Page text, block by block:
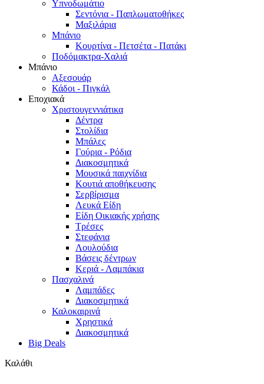
Υπνοδωμάτιο
Σεντόνια - Παπλωματοθήκες
Μαξιλάρια
Μπάνιο
Κουρτίνα - Πετσέτα - Πατάκι
Ποδόμακτρα-Χαλιά
Μπάνιο
Αξεσουάρ
Κάδοι - Πιγκάλ
Εποχιακά
Χριστουγεννιάτικα
Δέντρα
Στολίδια
Μπάλες
Γούρια - Ρόδια
Διακοσμητικά
Μουσικά παιχνίδια
Κουτιά αποθήκευσης
Σερβίρισμα
Λευκά Είδη
Είδη Οικιακής χρήσης
Τρέσες
Στεφάνια
Λουλούδια
Βάσεις δέντρων
Κεριά - Λαμπάκια
Πασχαλινά
Λαμπάδες
Διακοσμητικά
Καλοκαιρινά
Χρηστικά
Διακοσμητικά
Big Deals
Καλάθι